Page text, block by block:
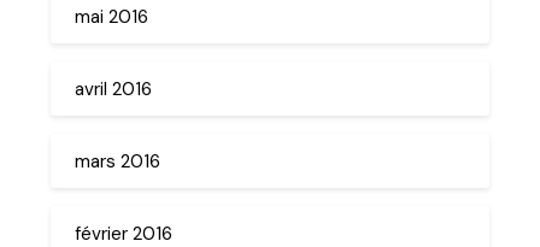
mai 2016
avril 2016
mars 2016
février 2016